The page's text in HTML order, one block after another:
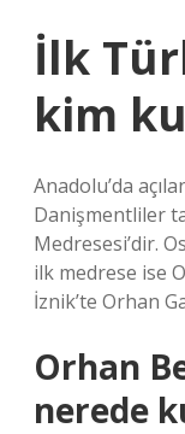
İlk
kim
Anadolu’da
Danişmentliler
Medresesi’dir.
ilk medrese ise
İznik’te Orhan
Orhan
nerede